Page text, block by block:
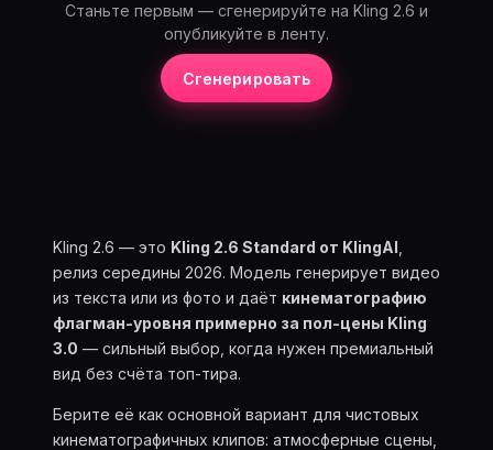
Станьте первым — сгенерируйте на Kling 2.6 и
опубликуйте в ленту.
Сгенерировать
Kling 2.6 — это Kling 2.6 Standard от KlingAI
релиз середины 2026. Модель генерирует видео
из текста или из фото и даёт кинематографию
флагман-уровня примерно за пол-цены Kling
3.0 — сильный выбор, когда нужен премиальный
вид без счёта топ-тира.
Берите её как основной вариант для чистовых
кинематографичных клипов: атмосферные сцены,